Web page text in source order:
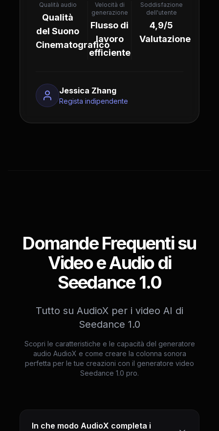
Qualità audio
Qualità
del Suono
Cinematografico
Velocità di
generazione
Flusso di
lavoro
efficiente
Soddisfazione
dell'utente
4,9/5
Valutazione
Jessica Zhang
Regista indipendente
Domande Frequenti su
Video e Audio di
Seedance 1.0
Tutto su AudioX per i video AI di
Seedance 1.0
Scopri le caratteristiche e le capacità del generatore
audio AudioX e come creare la colonna sonora
perfetta per le tue creazioni con il generatore video
Seedance 1.0 pro.
In che modo AudioX completa i